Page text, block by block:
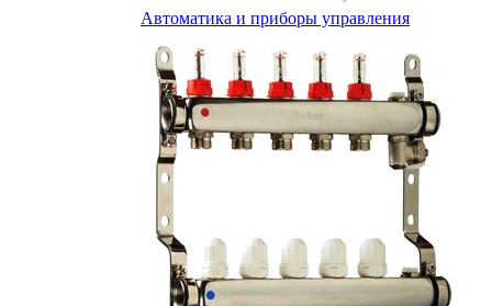
Автоматика и приборы управления